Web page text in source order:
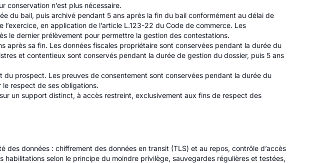
conservation n’est plus nécessaire.
du bail, puis archivé pendant 5 ans après la fin du bail conformément au délai de
en application de l’article L.123-22 du Code de commerce. Les
le dernier prélèvement pour permettre la gestion des contestations.
sa fin. Les données fiscales propriétaire sont conservées pendant la durée du
et contentieux sont conservés pendant la durée de gestion du dossier, puis 5 ans
prospect. Les preuves de consentement sont conservées pendant la durée du
respect de ses obligations.
un support distinct, à accès restreint, exclusivement aux fins de respect des
données : chiffrement des données en transit (TLS) et au repos, contrôle d’accès
selon le principe du moindre privilège, sauvegardes régulières et testées,